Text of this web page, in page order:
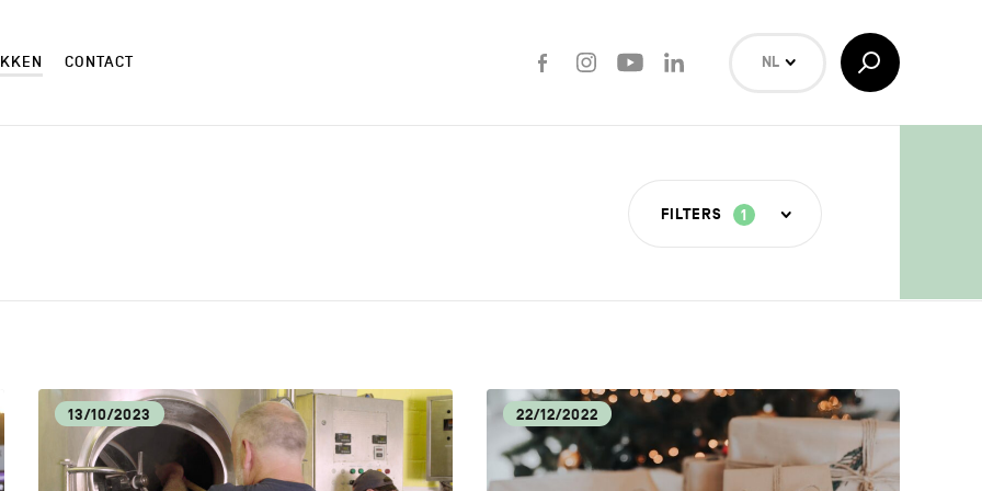
CONTACT
FacebookInstagramYoutube
NL
FR
Toggle
Search
FILTERS 1
CM CULTUUR
ECONOMISCHE DYNAMIEK HORECA
13/10/2023 22/12/2022